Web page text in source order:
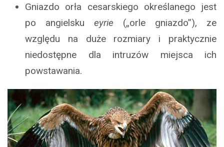
Gniazdo orła cesarskiego określanego jest
po angielsku eyrie („orle gniazdo”), ze
względu na duże rozmiary i praktycznie
niedostępne dla intruzów miejsca ich
powstawania.